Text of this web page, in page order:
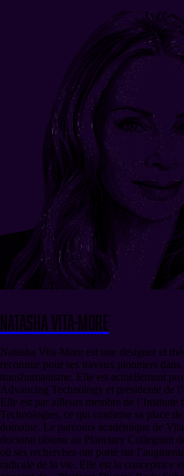
Natasha Vita-More
Natasha Vita-More est une designer et
reconnue pour ses travaux pionniers
transhumanisme. Elle est actuellement
Advancing Technology et présidente de
Elle est par ailleurs membre de
Technologies, ce qui confirme sa place
domaine. Le parcours académique de
doctorat obtenu au Planetary Collegium
où ses recherches ont porté sur
radicale de la vie. Elle est la conceptrice